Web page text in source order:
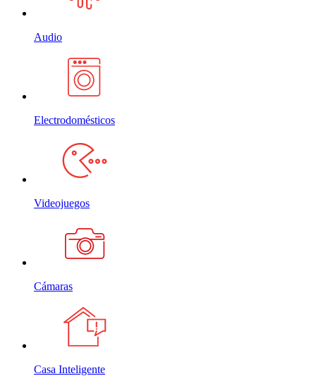
Audio
Electrodomésticos
Videojuegos
Cámaras
Casa Inteligente